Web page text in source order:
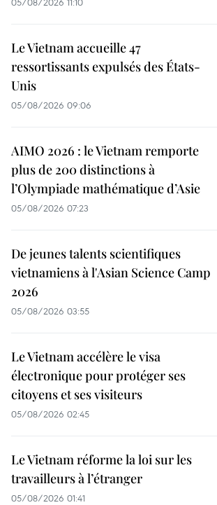
Le Vietnam accueille 47
ressortissants expulsés des États-
Unis
05/08/2026 09:06
AIMO 2026 : le Vietnam remporte
plus de 200 distinctions à
l’Olympiade mathématique d’Asie
05/08/2026 07:23
De jeunes talents scientifiques
vietnamiens à l'Asian Science Camp
2026
05/08/2026 03:55
Le Vietnam accélère le visa
électronique pour protéger ses
citoyens et ses visiteurs
05/08/2026 02:45
Le Vietnam réforme la loi sur les
travailleurs à l’étranger
05/08/2026 01:41